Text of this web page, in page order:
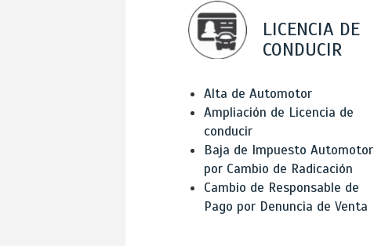
LICENCIA DE
CONDUCIR
Alta de Automotor
Ampliación de Licencia de
conducir
Baja de Impuesto Automotor
por Cambio de Radicación
Cambio de Responsable de
Pago por Denuncia de Venta